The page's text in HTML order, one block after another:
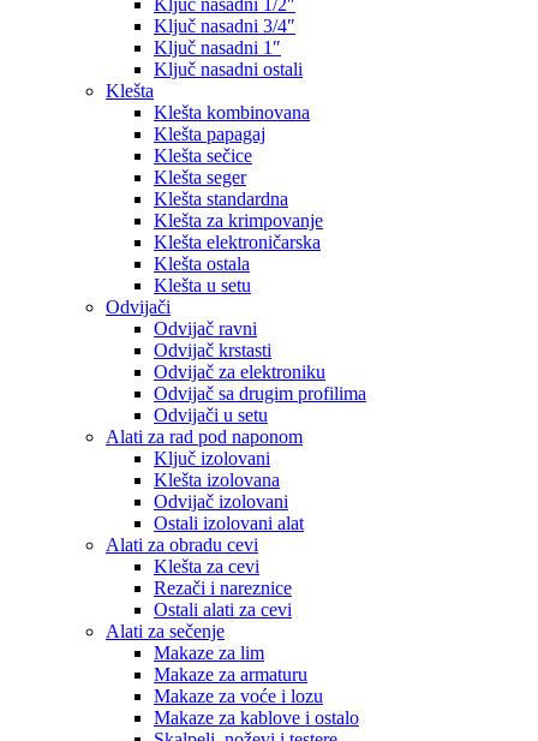
Ključ nasadni 3/4″
Ključ nasadni 1″
Ključ nasadni ostali
Klešta
Klešta kombinovana
Klešta papagaj
Klešta sečice
Klešta seger
Klešta standardna
Klešta za krimpovanje
Klešta elektroničarska
Klešta ostala
Klešta u setu
Odvijači
Odvijač ravni
Odvijač krstasti
Odvijač za elektroniku
Odvijač sa drugim profilima
Odvijači u setu
Alati za rad pod naponom
Ključ izolovani
Klešta izolovana
Odvijač izolovani
Ostali izolovani alat
Alati za obradu cevi
Klešta za cevi
Rezači i nareznice
Ostali alati za cevi
Alati za sečenje
Makaze za lim
Makaze za armaturu
Makaze za voće i lozu
Makaze za kablove i ostalo